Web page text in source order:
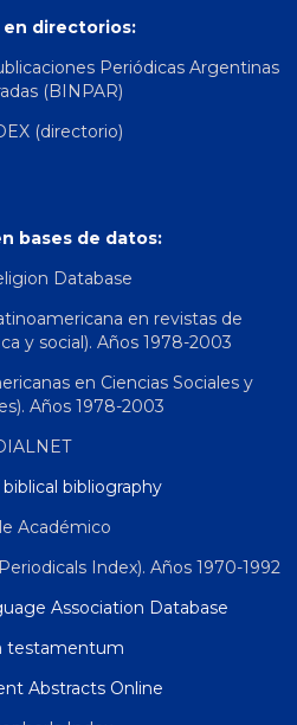
en directorios:
Periódicas Argentinas
(BINPAR)
(directorio)
bases de datos:
Database
en revistas de
y social). Años 1978-2003
en Ciencias Sociales y
Años 1978-2003
bibliography
Académico
Index). Años 1970-1992
Association Database
testamentum
Abstracts Online